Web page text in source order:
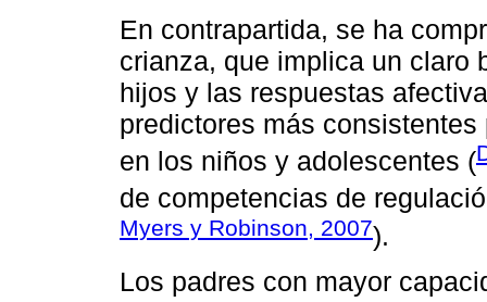
En contrapartida, se ha
crianza, que implica un claro
hijos y las respuestas
predictores más
en los niños y adolescentes (
de competencias de
Myers y Robinson, 2007).
Los padres con mayor